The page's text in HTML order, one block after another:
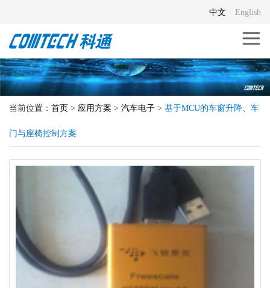
English
中文
当前位置： 首页 > 应用方案 > 汽车电子 > 基于MCU的车窗升降、车
门与座椅控制方案